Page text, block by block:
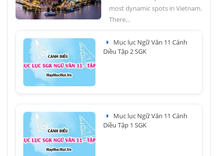
most dynamic spots in Vietnam.
There...
Mục lục Ngữ Văn 11 Cánh
Diều Tập 2 SGK
Mục lục Ngữ Văn 11 Cánh
Diều Tập 1 SGK